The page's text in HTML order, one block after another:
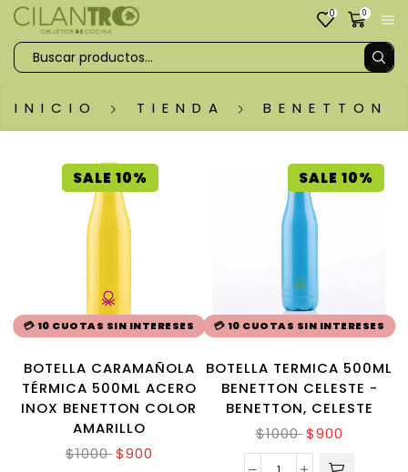
0 0
INICIO TIENDA BENETTON
SALE 10%
💳 10 CUOTAS SIN INTERESES
BOTELLA CARAMAÑOLA
TÉRMICA 500ML ACERO
INOX BENETTON COLOR
AMARILLO
$1000 $900
SALE 10%
💳 10 CUOTAS SIN INTERESES
BOTELLA TERMICA 500ML
BENETTON CELESTE -
BENETTON, CELESTE
$1000 $900